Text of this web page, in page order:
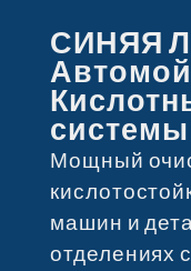
СИНЯЯ
системы
Мощный
машин и
отделениях